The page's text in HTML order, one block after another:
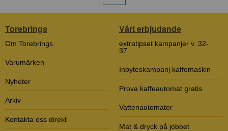
Torebrings
Om Torebrings
Varumärken
Nyheter
Arkiv
Kontakta oss direkt
Vårt erbjudande
extratipset kampanjer v. 32-
37
Inbyteskampanj kaffemaskin
Prova kaffeautomat gratis
Vattenautomater
Mat & dryck på jobbet